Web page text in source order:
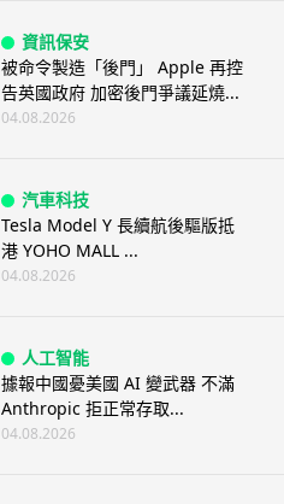
資訊保安
被命令製造「後門」 Apple 再控
告英國政府 加密後門爭議延燒...
04.08.2026
汽車科技
Tesla Model Y 長續航後驅版抵
港 YOHO MALL ...
04.08.2026
人工智能
據報中國憂美國 AI 變武器 不滿
Anthropic 拒正常存取...
04.08.2026